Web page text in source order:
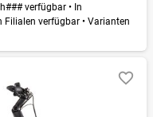
verfügbar • In
Filialen verfügbar • Varianten